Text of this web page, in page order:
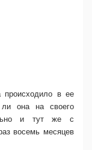
происходило в ее
она на своего
и тут же с
восемь месяцев